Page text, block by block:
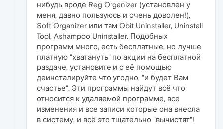
нибудь вроде Reg Organizer (установлен у
меня, давно пользуюсь и очень доволен!),
Soft Organizer или там Obit Uninstaller, Uninstall
Tool, Ashampoo Uninstaller. Подобных
программ много, есть бесплатные, но лучше
платную "хватануть" по акции на бесплатной
раздаче, установите и с её помощью
деинсталируйте что угодно, "и будет Вам
счастье". Эти программы найдут всё что
относится к удаляемой программе, все
изменения и все записи которые она внесла
в систему, и всё это тщательно "вычистят"!